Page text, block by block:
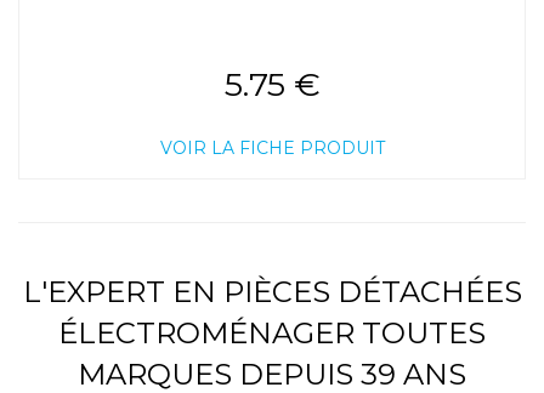
5.75 €
VOIR LA FICHE PRODUIT
L'EXPERT EN PIÈCES DÉTACHÉES
ÉLECTROMÉNAGER TOUTES
MARQUES DEPUIS 39 ANS